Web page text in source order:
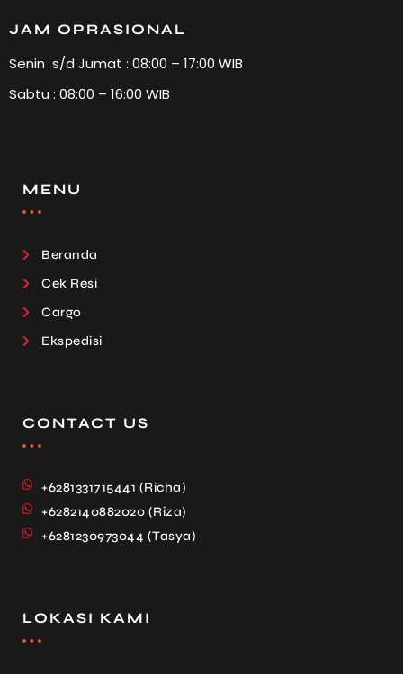
JAM OPRASIONAL
Senin s/d Jumat : 08:00 – 17:00 WIB
Sabtu : 08:00 – 16:00 WIB
MENU
Beranda
Cek Resi
Cargo
Ekspedisi
CONTACT US
+6281331715441 (Richa)
+6282140882020 (Riza)
+6281230973044 (Tasya)
LOKASI KAMI